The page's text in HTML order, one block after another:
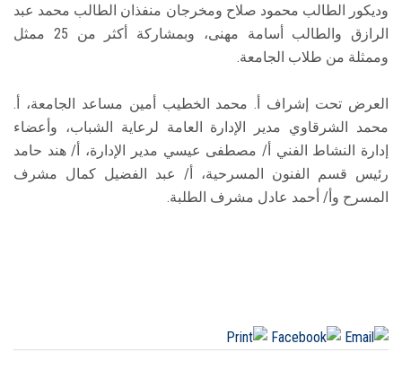
وديكور الطالب محمود صلاح ومخرجان منفذان الطالب محمد عبد
الرازق والطالب أسامة مهنى، وبمشاركة أكثر من 25 ممثل
وممثلة من طلاب الجامعة.
العرض تحت إشراف أ. محمد الخطيب أمين مساعد الجامعة، أ.
محمد الشرقاوي مدير الإدارة العامة لرعاية الشباب، وأعضاء
إدارة النشاط الفني أ/ مصطفى عيسي مدير الإدارة، أ/ هند حامد
رئيس قسم الفنون المسرحية، أ/ عبد الفضيل كمال مشرف
المسرح وأ/ أحمد عادل مشرف الطلبة.